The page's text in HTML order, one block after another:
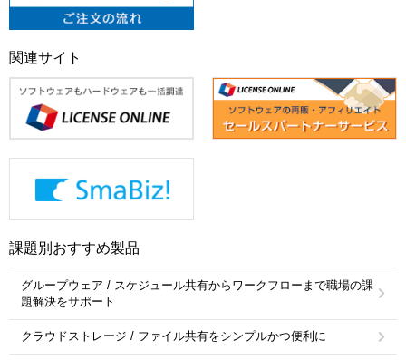
関連サイト
課題別おすすめ製品
グループウェア / スケジュール共有からワークフローまで職場の課
題解決をサポート
クラウドストレージ / ファイル共有をシンプルかつ便利に